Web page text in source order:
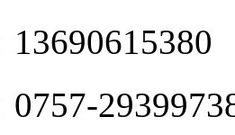
13690615380
0757-